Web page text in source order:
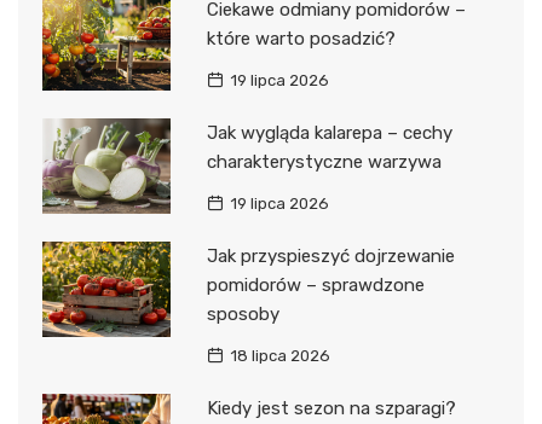
Ciekawe odmiany pomidorów –
które warto posadzić?
19 lipca 2026
Jak wygląda kalarepa – cechy
charakterystyczne warzywa
19 lipca 2026
Jak przyspieszyć dojrzewanie
pomidorów – sprawdzone
sposoby
18 lipca 2026
Kiedy jest sezon na szparagi?